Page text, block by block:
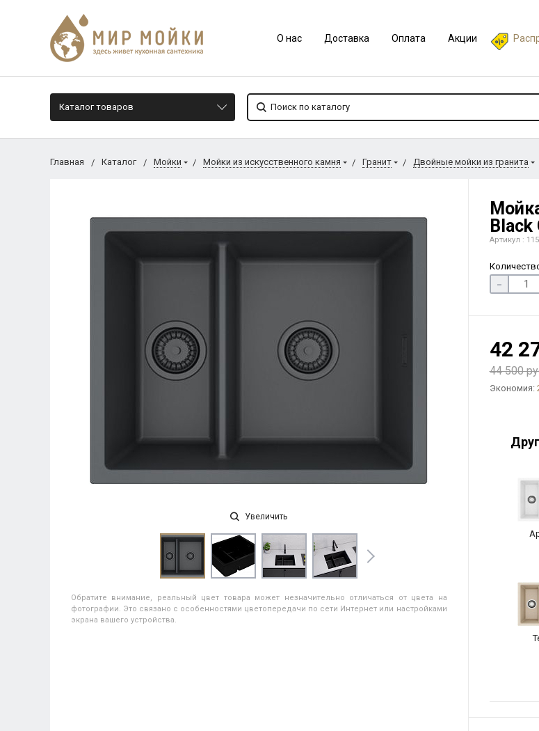
О нас Доставка Оплата Акции
Каталог товаров
Главная Каталог Мойки Мойки из искусственного камня Гранит Двойные мойки из гранита
Увеличить
Обратите внимание, реальный цвет товара может незначительно отличаться от цвета на
фотографии. Это связано с особенностями цветопередачи по сети Интернет или настройками
экрана вашего устройства.
Black
Артикул :
-
42
44 500
Экономия: